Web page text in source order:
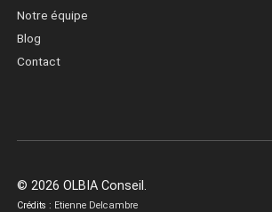
Notre équipe
Blog
Contact
© 2026 OLBIA Conseil.
Crédits : Etienne Delcambre